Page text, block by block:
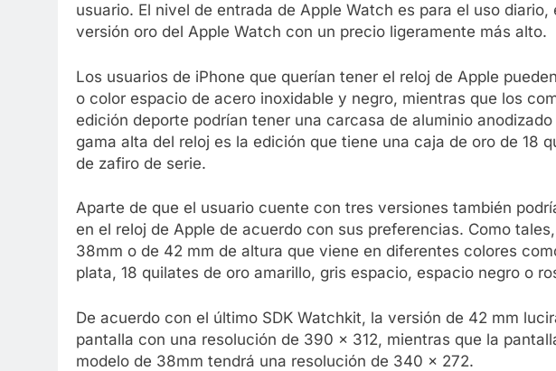
usuario. El nivel de entrada de Apple Watch es para el uso
versión oro del Apple Watch con un precio ligeramente más alto.
Los usuarios de iPhone que querían tener el reloj de Apple
o color espacio de acero inoxidable y negro, mientras que los
edición deporte podrían tener una carcasa de aluminio
gama alta del reloj es la edición que tiene una caja de oro de 18
de zafiro de serie.
Aparte de que el usuario cuente con tres versiones también
en el reloj de Apple de acuerdo con sus preferencias. Como
38mm o de 42 mm de altura que viene en diferentes colores
plata, 18 quilates de oro amarillo, gris espacio, espacio negro o
De acuerdo con el último SDK Watchkit, la versión de 42 mm
pantalla con una resolución de 390 x 312, mientras que la
modelo de 38mm tendrá una resolución de 340 x 272.